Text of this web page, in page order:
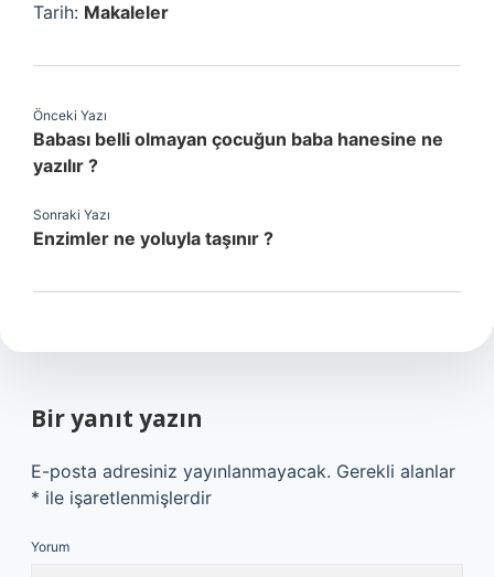
Tarih: Makaleler
Önceki Yazı
Babası belli olmayan çocuğun baba hanesine ne
yazılır ?
Sonraki Yazı
Enzimler ne yoluyla taşınır ?
Bir yanıt yazın
E-posta adresiniz yayınlanmayacak. Gerekli alanlar
* ile işaretlenmişlerdir
Yorum